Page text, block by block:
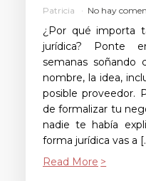
Patricia No hay
¿Por qué importa
jurídica? Ponte
semanas soñando
nombre, la idea,
posible proveedor.
de formalizar tu
nadie te había
forma jurídica vas a
Read More